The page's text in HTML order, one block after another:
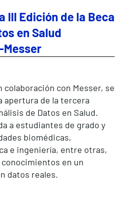
III Edición de la Beca
en Salud
colaboración con Messer, se
apertura de la tercera
de Datos en Salud.
a estudiantes de grado y
biomédicas,
e ingeniería, entre otras,
en un
datos reales.